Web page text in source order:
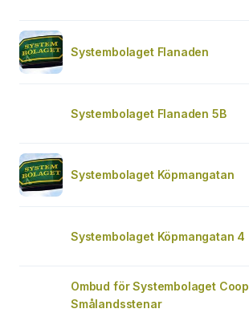
Systembolaget Flanaden
Systembolaget Flanaden 5B
Systembolaget Köpmangatan
Systembolaget Köpmangatan 4
Ombud för Systembolaget Coop
Smålandsstenar